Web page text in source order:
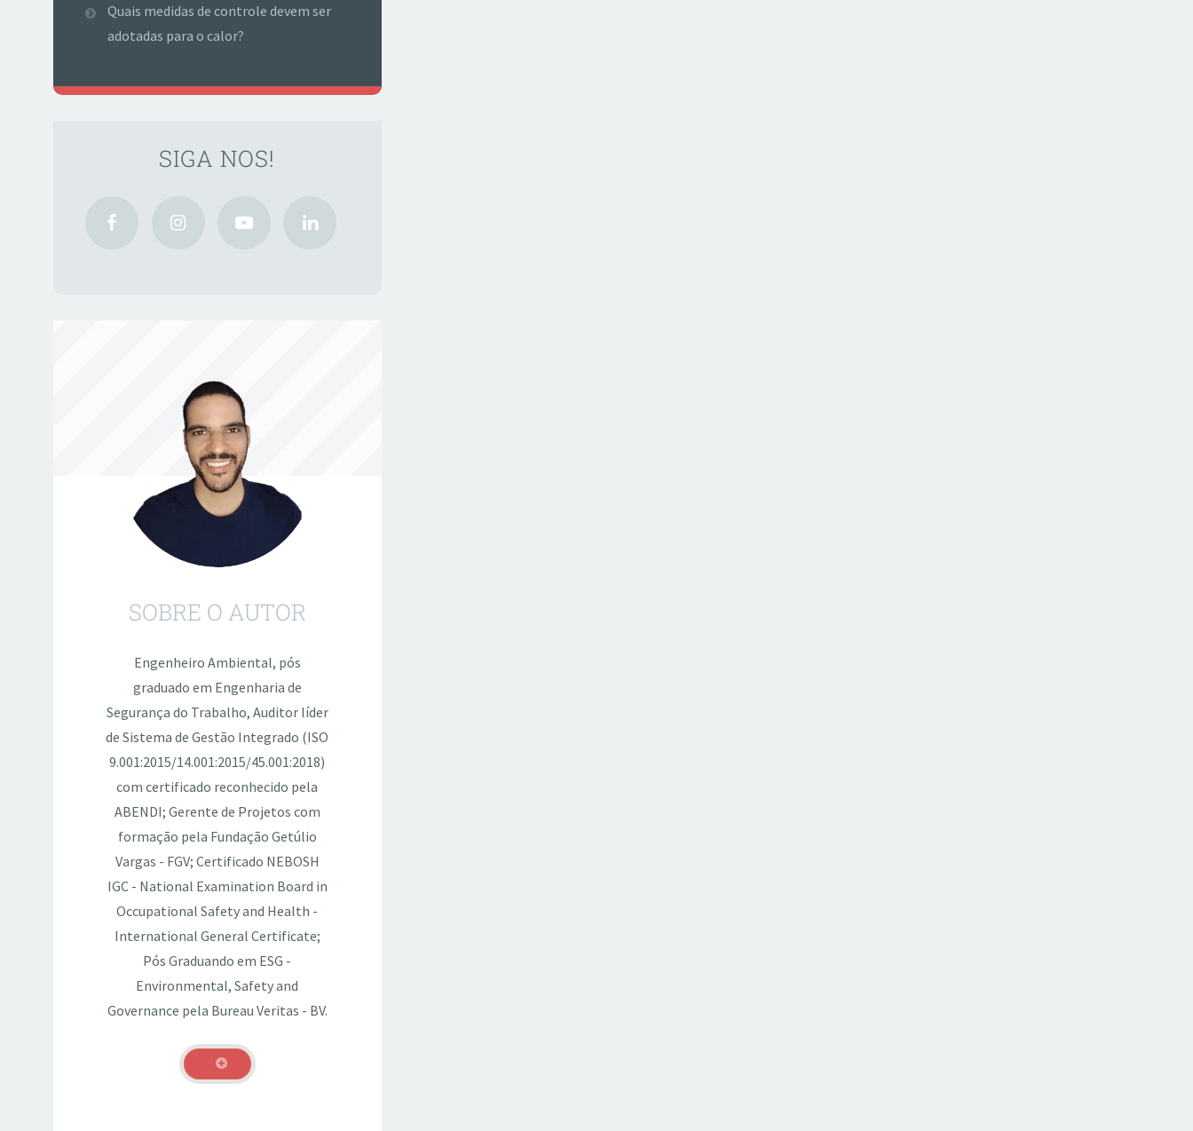
Quais medidas de controle devem ser
adotadas para o calor?
SIGA NOS!
SOBRE O AUTOR
Engenheiro Ambiental, pós
graduado em Engenharia de
Segurança do Trabalho, Auditor líder
de Sistema de Gestão Integrado (ISO
9.001:2015/14.001:2015/45.001:2018)
com certificado reconhecido pela
ABENDI; Gerente de Projetos com
formação pela Fundação Getúlio
Vargas - FGV; Certificado NEBOSH
IGC - National Examination Board in
Occupational Safety and Health -
International General Certificate;
Pós Graduando em ESG -
Environmental, Safety and
Governance pela Bureau Veritas - BV.